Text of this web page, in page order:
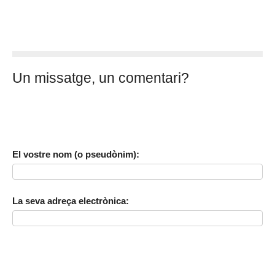
Un missatge, un comentari?
El vostre nom (o pseudònim):
La seva adreça electrònica: